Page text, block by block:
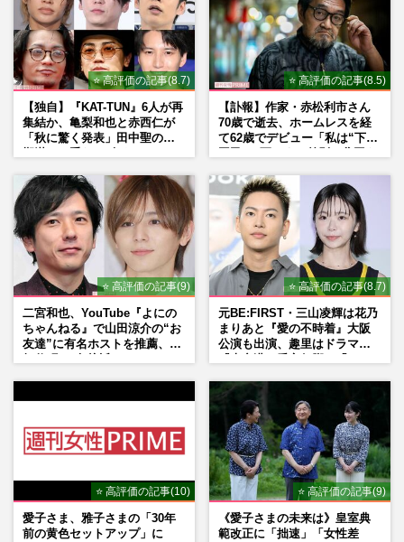
⭐ 高評価の記事(8.7)
【独自】『KAT-TUN』6人が再
集結か、亀梨和也と赤西仁が
「秋に驚く発表」田中聖の刑
⭐ 高評価の記事(8.5)
【訃報】作家・赤松利市さん
70歳で逝去、ホームレスを経
て62歳でデビュー「私は“下級
⭐ 高評価の記事(9)
二宮和也、YouTube『よにの
ちゃんねる』で山田涼介の“お
友達”に有名ホストを推薦、歌
⭐ 高評価の記事(8.7)
元BE:FIRST・三山凌輝は花乃
まりあと『愛の不時着』大阪
公演も出演、趣里はドラマ
⭐ 高評価の記事(10)
愛子さま、雅子さまの「30年
前の黄色セットアップ」に
⭐ 高評価の記事(9)
《愛子さまの未来は》皇室典
範改正に「拙速」「女性差